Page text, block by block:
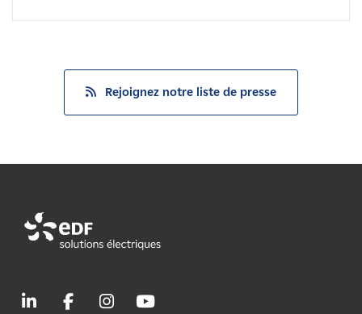
Rejoignez notre liste de presse